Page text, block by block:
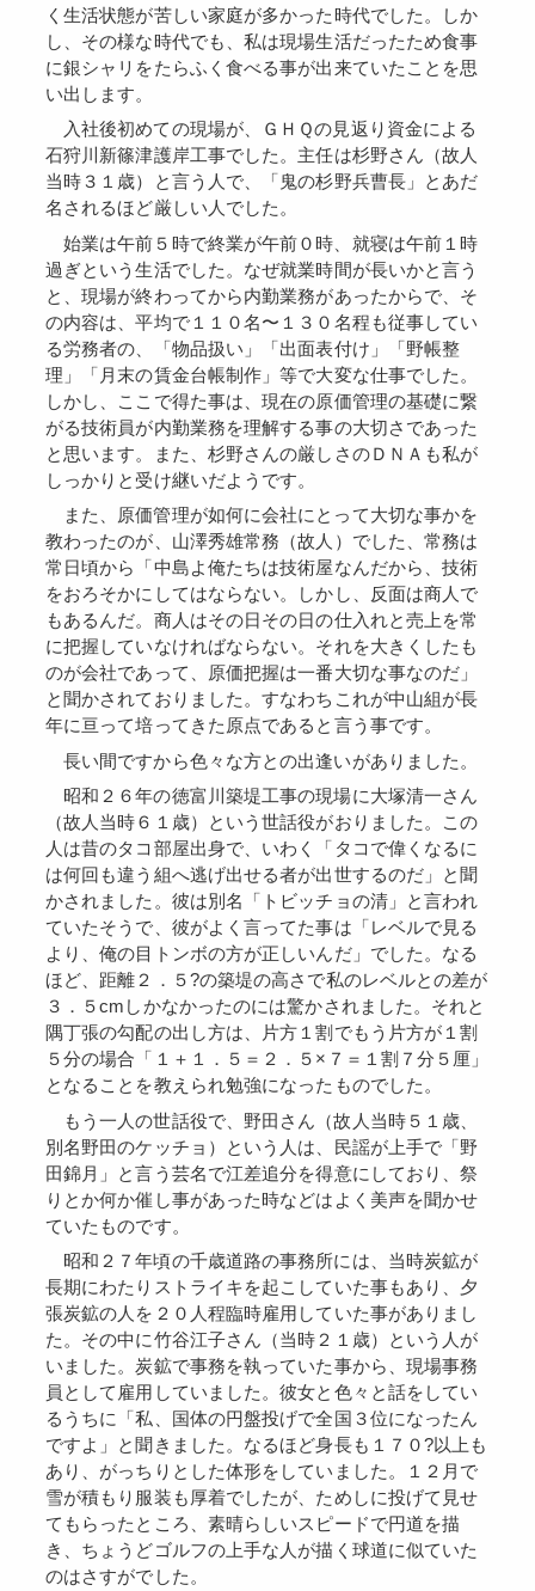
く生活状態が苦しい家庭が多かった時代でした。しか
し、その様な時代でも、私は現場生活だったため食事
に銀シャリをたらふく食べる事が出来ていたことを思
い出します。
入社後初めての現場が、ＧＨＱの見返り資金による
石狩川新篠津護岸工事でした。主任は杉野さん（故人
当時３１歳）と言う人で、「鬼の杉野兵曹長」とあだ
名されるほど厳しい人でした。
始業は午前５時で終業が午前０時、就寝は午前１時
過ぎという生活でした。なぜ就業時間が長いかと言う
と、現場が終わってから内勤業務があったからで、そ
の内容は、平均で１１０名〜１３０名程も従事してい
る労務者の、「物品扱い」「出面表付け」「野帳整
理」「月末の賃金台帳制作」等で大変な仕事でした。
しかし、ここで得た事は、現在の原価管理の基礎に繋
がる技術員が内勤業務を理解する事の大切さであった
と思います。また、杉野さんの厳しさのＤＮＡも私が
しっかりと受け継いだようです。
また、原価管理が如何に会社にとって大切な事かを
教わったのが、山澤秀雄常務（故人）でした、常務は
常日頃から「中島よ俺たちは技術屋なんだから、技術
をおろそかにしてはならない。しかし、反面は商人で
もあるんだ。商人はその日その日の仕入れと売上を常
に把握していなければならない。それを大きくしたも
のが会社であって、原価把握は一番大切な事なのだ」
と聞かされておりました。すなわちこれが中山組が長
年に亘って培ってきた原点であると言う事です。
長い間ですから色々な方との出逢いがありました。
昭和２６年の徳富川築堤工事の現場に大塚清一さん
（故人当時６１歳）という世話役がおりました。この
人は昔のタコ部屋出身で、いわく「タコで偉くなるに
は何回も違う組へ逃げ出せる者が出世するのだ」と聞
かされました。彼は別名「トビッチョの清」と言われ
ていたそうで、彼がよく言ってた事は「レベルで見る
より、俺の目トンボの方が正しいんだ」でした。なる
ほど、距離２．５?の築堤の高さで私のレベルとの差が
３．５cmしかなかったのには驚かされました。それと
隅丁張の勾配の出し方は、片方１割でもう片方が１割
５分の場合「１＋１．５＝２．５×７＝１割７分５厘」
となることを教えられ勉強になったものでした。
もう一人の世話役で、野田さん（故人当時５１歳、
別名野田のケッチョ）という人は、民謡が上手で「野
田錦月」と言う芸名で江差追分を得意にしており、祭
りとか何か催し事があった時などはよく美声を聞かせ
ていたものです。
昭和２７年頃の千歳道路の事務所には、当時炭鉱が
長期にわたりストライキを起こしていた事もあり、夕
張炭鉱の人を２０人程臨時雇用していた事がありまし
た。その中に竹谷江子さん（当時２１歳）という人が
いました。炭鉱で事務を執っていた事から、現場事務
員として雇用していました。彼女と色々と話をしてい
るうちに「私、国体の円盤投げで全国３位になったん
ですよ」と聞きました。なるほど身長も１７０?以上も
あり、がっちりとした体形をしていました。１２月で
雪が積もり服装も厚着でしたが、ためしに投げて見せ
てもらったところ、素晴らしいスピードで円道を描
き、ちょうどゴルフの上手な人が描く球道に似ていた
のはさすがでした。